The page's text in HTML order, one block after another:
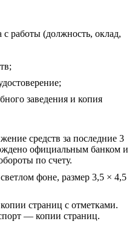
работы (должность, оклад,
заведения и копия
средств за последние 3
официальным банком и
по счету.
фоне, размер 3,5 × 4,5
страниц с отметками.
— копии страниц.